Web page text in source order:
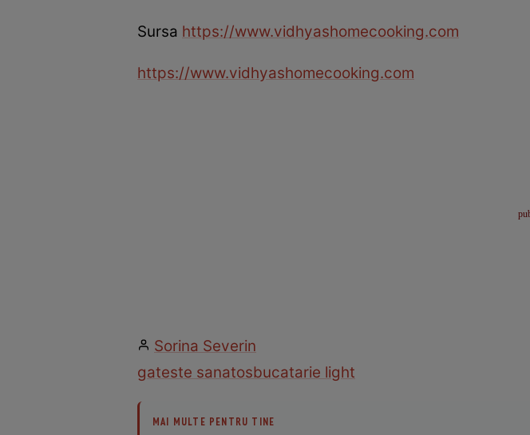
Sursa https://www.vidhyashomecooking.com
https://www.vidhyashomecooking.com
Sorina Severin
gateste sanatosbucatarie light
MAI MULTE PENTRU TINE